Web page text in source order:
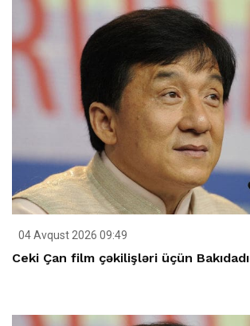
04 Avqust 2026 09:49
Ceki Çan film çəkilişləri üçün